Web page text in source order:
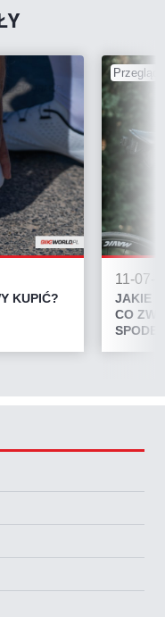
KUPIĆ?
Przegląd
11-07-
JAKIE
CO